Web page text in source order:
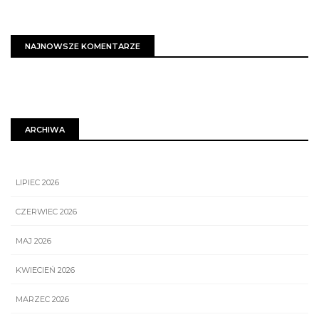
NAJNOWSZE KOMENTARZE
ARCHIWA
LIPIEC 2026
CZERWIEC 2026
MAJ 2026
KWIECIEŃ 2026
MARZEC 2026